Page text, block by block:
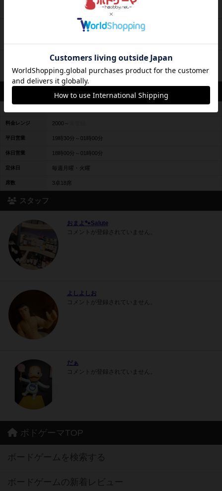
本日は『バイキングシーソー』等プレイ
本日は #ドミニオン :海辺などをプレイ
2024年1月5日 2時29分の投稿
料金レンジ 2000～
平日営業 19時30分～01時00分
休日営業 18時00分～01時00分
定休日 毎週月曜・火曜
席数 3卓18席
スタッフ
おまよ🐾Salute
コメントが登録されていません。
よしよしお
コメントが登録されていません。
だぁ
コメントが登録されていません。
ボドゲーマTOP
ボードゲームを検索する
ボードゲームの新着レビュー